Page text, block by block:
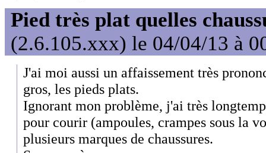
Pied très plat quelles
(2.6.105.xxx) le 04/04/13 à
J'ai moi aussi un affaissement très
gros, les pieds plats.
Ignorant mon problème, j'ai très
pour courir (ampoules, crampes sous la
plusieurs marques de chaussures.